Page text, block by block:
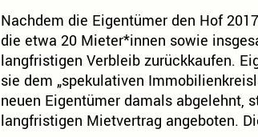
Nachdem die Eigentümer den Hof
die etwa 20 Mieter*innen sowie
langfristigen Verbleib zurückkaufen.
sie dem „spekulativen
neuen Eigentümer damals abgelehnt,
langfristigen Mietvertrag angeboten.